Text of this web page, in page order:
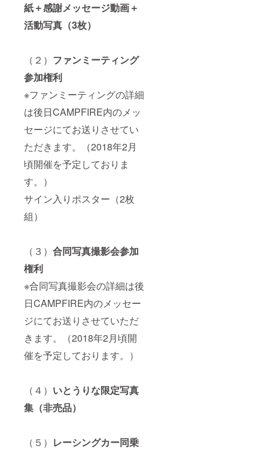
紙＋感謝メッセージ動画＋
活動写真（3枚）
（２） ファンミーティング
参加権利
※ファンミーティングの詳細
は後日CAMPFIRE内のメッ
セージにてお送りさせてい
ただきます。（2018年2月
頃開催を予定しておりま
す。）
サイン入りポスター（2枚
組）
（３） 合同写真撮影会参加
権利
※合同写真撮影会の詳細は後
日CAMPFIRE内のメッセー
ジにてお送りさせていただ
きます。（2018年2月頃開
催を予定しております。）
（４） いとうりな限定写真
集（非売品）
（５） レーシングカー同乗